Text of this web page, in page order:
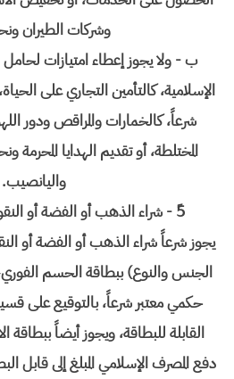
وشركات الطيران
ب - ولا يجوز إعطاء امتيازات لحامل
الإسلامية، كالتأمين التجاري على
شرعاً، كالخمارات والمراقص ودور
المختلطة، أو تقديم الهدايا
واليانصيب.
5ً - شراء الذهب أو الفضة أو النقود الورقية بالبطاقات:
يجوز شرعاً شراء الذهب أو الفضة أو
الجنس والنوع) ببطاقة الحسم
حكمي معتبر شرعاً، بالتوقيع على
القابلة للبطاقة، ويجوز أيضاً ببطاقة
دفع المصرف الإسلامي المبلغ إلى قابل